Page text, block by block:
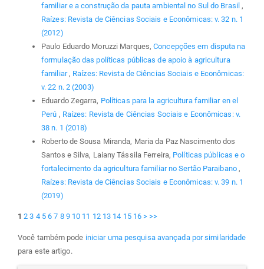
familiar e a construção da pauta ambiental no Sul do Brasil,
Raízes: Revista de Ciências Sociais e Econômicas: v. 32 n. 1
(2012)
Paulo Eduardo Moruzzi Marques,Concepções em disputa na
formulação das políticas públicas de apoio à agricultura
familiar, Raízes: Revista de Ciências Sociais e Econômicas:
v. 22 n. 2 (2003)
Eduardo Zegarra, Políticas para la agricultura familiar en el
Perú , Raízes: Revista de Ciências Sociais e Econômicas: v.
38 n. 1 (2018)
Roberto de Sousa Miranda, Maria da Paz Nascimento dos
Santos e Silva, Laiany Tássila Ferreira, Políticas públicas e o
fortalecimento da agricultura familiar no Sertão Paraibano ,
Raízes: Revista de Ciências Sociais e Econômicas: v. 39 n. 1
(2019)
1 2 3 4 5 6 7 8 9 10 11 12 13 14 15 16 > >>
Você também pode iniciar uma pesquisa avançada por similaridade
para este artigo.